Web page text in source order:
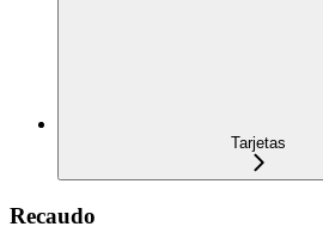
Tarjetas
Recaudo